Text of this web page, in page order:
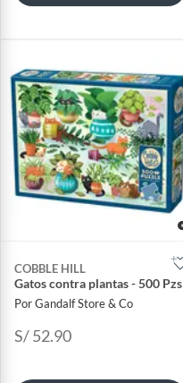
COBBLE HILL
Gatos contra plantas - 500 Pzs
Por Gandalf Store & Co
S/ 52.90